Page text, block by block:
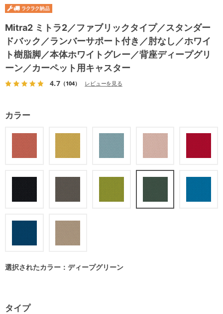
Mitra2 ミトラ2／ファブリックタイプ／スタンダー
ドバック／ランバーサポート付き／肘なし／ホワイ
ト樹脂脚／本体ホワイトグレー／背座ディープグリ
ーン／カーペット用キャスター
4.7（104） レビューを見る
カラー
選択されたカラー：ディープグリーン
タイプ